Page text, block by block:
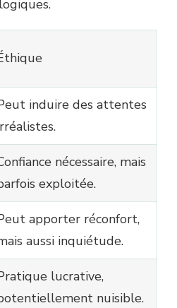
induire des attentes
nécessaire, mais
exploitée.
apporter réconfort,
aussi inquiétude.
lucrative,
nuisible.